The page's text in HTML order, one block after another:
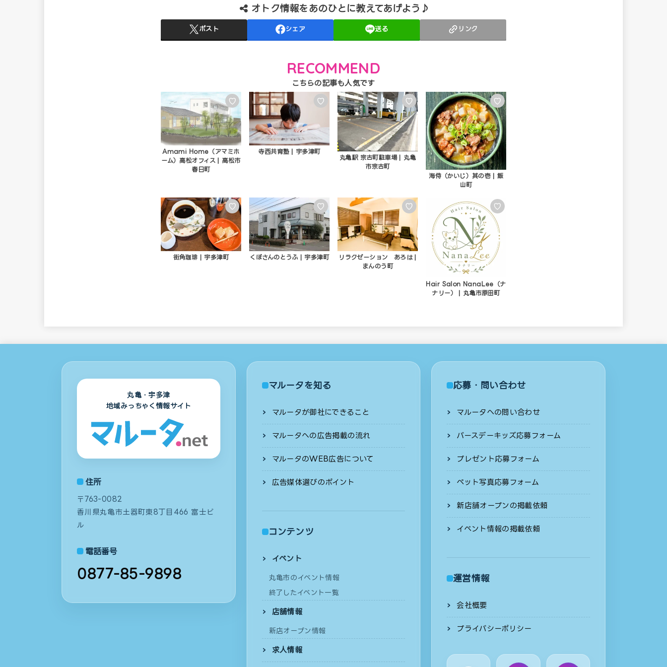
オトク情報をあのひとに教えてあげよう♪
ポスト シェア 送る リンク
RECOMMEND
♡
Amami Home（アマミホ
ーム）高松オフィス | 高松市
春日町
♡
寺西共育塾 | 宇多津町
♡
丸亀駅 宗古町駐車場 | 丸亀
市宗古町
♡
海侍（かいじ）其の壱 | 飯
山町
♡
街角珈琲 | 宇多津町
♡
くぼさんのとうふ | 宇多津町
♡
リラクゼーション あろは |
まんのう町
♡
Hair Salon NanaLee（ナ
ナリー） | 丸亀市原田町
丸亀・宇多津
地域みっちゃく情報サイト
住所
〒763-0082
香川県丸亀市土器町東8丁目466 富士ビ
ル
電話番号
0877-85-9898
マルータを知る
マルータが御社にできること
マルータへの広告掲載の流れ
マルータのWEB広告について
広告媒体選びのポイント
コンテンツ
イベント
丸亀市のイベント情報
終了したイベント一覧
店舗情報
新店オープン情報
求人情報
応募・問い合わせ
マルータへの問い合わせ
バースデーキッズ応募フォーム
プレゼント応募フォーム
ペット写真応募フォーム
新店舗オープンの掲載依頼
イベント情報の掲載依頼
運営情報
会社概要
プライバシーポリシー